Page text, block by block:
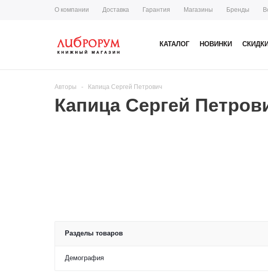
О компании Доставка Гарантия Магазины Бренды
КАТАЛОГ НОВИНКИ СКИДКИ
Авторы - Капица Сергей Петрович
Капица Сергей
Разделы товаров
Демография